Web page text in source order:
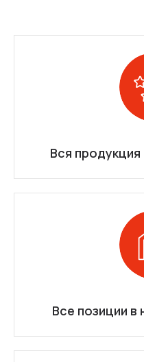
Вся
Все позиции в